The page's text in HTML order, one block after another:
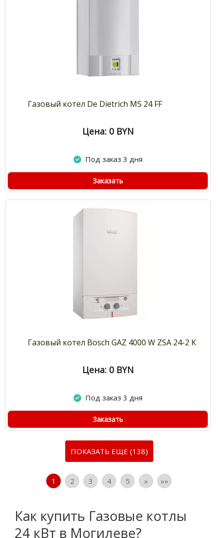
Газовый котел De Dietrich MS 24 FF
Цена: 0 BYN
Под заказ 3 дня
Заказать
Газовый котел Bosch GAZ 4000 W ZSA 24-2 K
Цена: 0 BYN
Под заказ 3 дня
Заказать
ПОКАЗАТЬ ЕЩЕ (138)
1 2 3 4 5 » »»
Как купить Газовые котлы
24 кВт в Могилеве?